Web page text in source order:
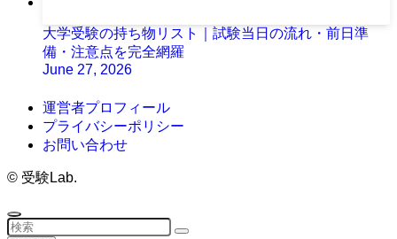
大学受験の持ち物リスト｜試験当日の流れ・前日準
備・注意点を完全網羅
June 27, 2026
運営者プロフィール
プライバシーポリシー
お問い合わせ
© 受験Lab.